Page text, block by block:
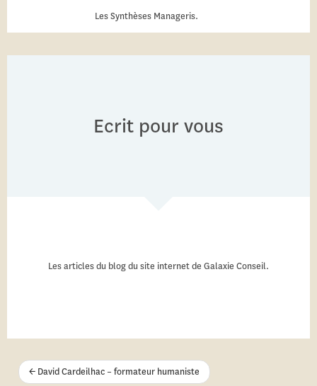
Les Synthèses Manageris.
Ecrit pour vous
Les articles du blog du site internet de Galaxie Conseil.
← David Cardeilhac – formateur humaniste